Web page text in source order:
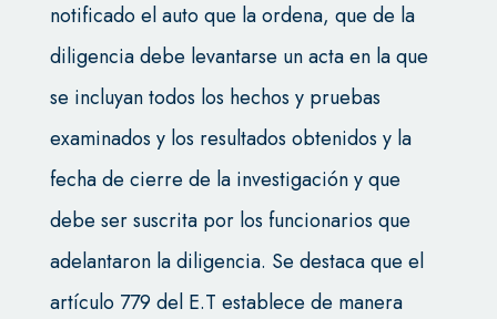
notificado el auto que la ordena, que de la
diligencia debe levantarse un acta en la que
se incluyan todos los hechos y pruebas
examinados y los resultados obtenidos y la
fecha de cierre de la investigación y que
debe ser suscrita por los funcionarios que
adelantaron la diligencia. Se destaca que el
artículo 779 del E.T establece de manera